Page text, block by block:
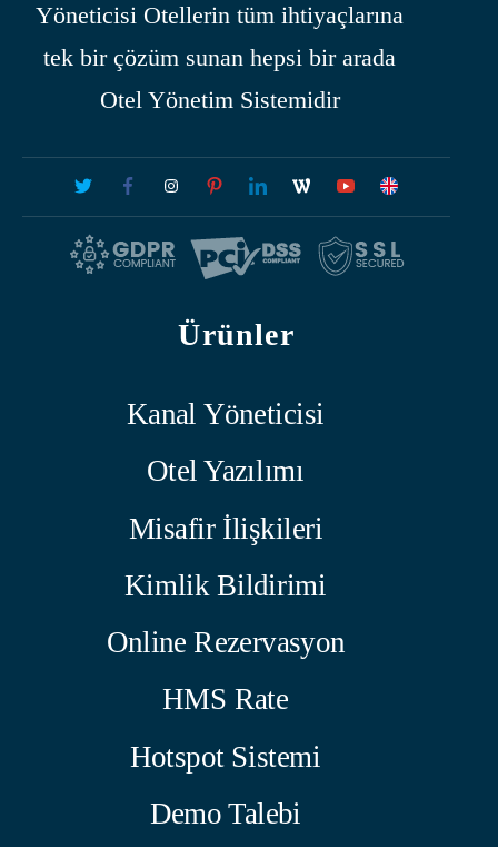
Yöneticisi Otellerin tüm ihtiyaçlarına
tek bir çözüm sunan hepsi bir arada
Otel Yönetim Sistemidir
Ürünler
Kanal Yöneticisi
Otel Yazılımı
Misafir İlişkileri
Kimlik Bildirimi
Online Rezervasyon
HMS Rate
Hotspot Sistemi
Demo Talebi